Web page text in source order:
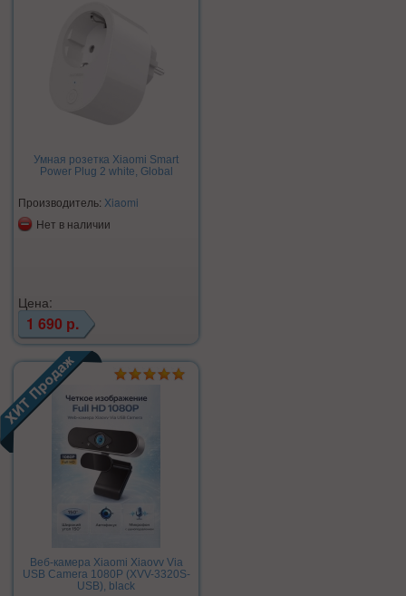
Умная розетка Xiaomi Smart
Power Plug 2 white, Global
Производитель: Xiaomi
Нет в наличии
Цена:
1 690 р.
Веб-камера Xiaomi Xiaovv Via
USB Camera 1080P (XVV-3320S-
USB), black